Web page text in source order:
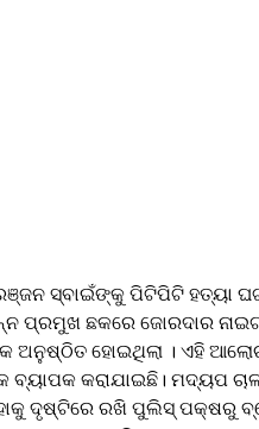
ସ୍ବାଇଁଙ୍କୁ ପିଟିପିଟି
ପ୍ରମୁଖ ଛକରେ ଜୋରଦାର
ଅନୁଷ୍ଠିତ ହୋଇଥିଲା । ଏହି
ବ୍ୟାପକ କରାଯାଇଛି। ମଦ୍ୟପ
ଦୃଷ୍ଟିରେ ରଖି ପୁଲିସ୍‌ ପକ୍ଷରୁ